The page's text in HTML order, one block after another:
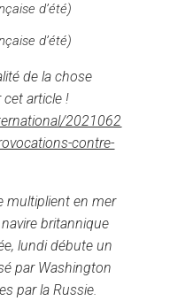
d’été)
d’été)
de la chose
article !
2021062
contre-
multiplient en mer
britannique
lundi débute un
par Washington
par la Russie.